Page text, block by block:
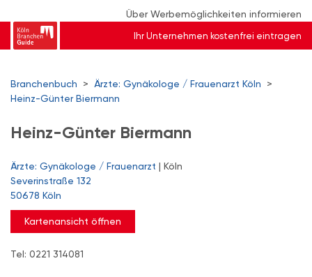
Über Werbemöglichkeiten informieren
Ihr Unternehmen kostenfrei eintragen
Branchenbuch > Ärzte: Gynäkologe / Frauenarzt Köln
>
Heinz-Günter Biermann
Heinz-Günter Biermann
Ärzte: Gynäkologe / Frauenarzt | Köln
Severinstraße 132
50678 Köln
Kartenansicht öffnen
Tel: 0221 314081